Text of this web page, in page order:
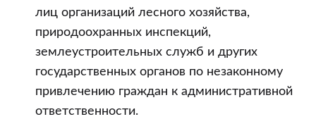
лиц организаций лесного хозяйства,
природоохранных инспекций,
землеустроительных служб и других
государственных органов по незаконному
привлечению граждан к административной
ответственности.